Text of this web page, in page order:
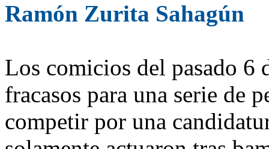
Ramón Zurita Sahagún
Los comicios del pasado
fracasos para una serie de
competir por una